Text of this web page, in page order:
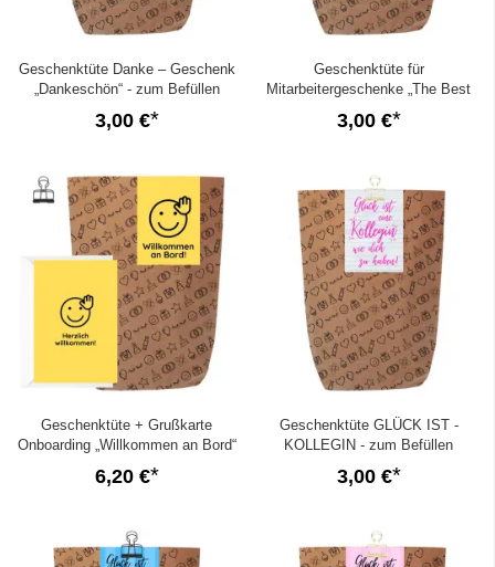
Geschenktüte Danke – Geschenk
„Dankeschön“ - zum Befüllen
3,00 €
Geschenktüte für
Mitarbeitergeschenke „The Best
Team“ – zum Befüllen
3,00 €
Geschenktüte + Grußkarte
Onboarding „Willkommen an Bord“
6,20 €
Geschenktüte GLÜCK IST -
KOLLEGIN - zum Befüllen
3,00 €